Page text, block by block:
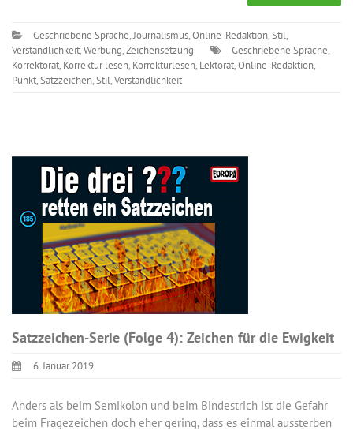
Geschriebene Sprache,Journalismus,Online-Redaktion,Stil,
Verständlichkeit,Werbung,Zeichensetzung Geschriebene Sprache,
Korrektorat, Korrektur lesen, Korrekturlesen, Lektorat,Online-Redaktion,
Punkt,Satzzeichen,Stil,Verständlichkeit
Satzzeichen-Serie (Folge 4): Zeichen für die Ewigkeit
6. Januar 2019
Anders als beim Semikolon und beim Bindestrich ist die Gefahr
beim Fragezeichen doch eher gering, dass es einmal aussterben